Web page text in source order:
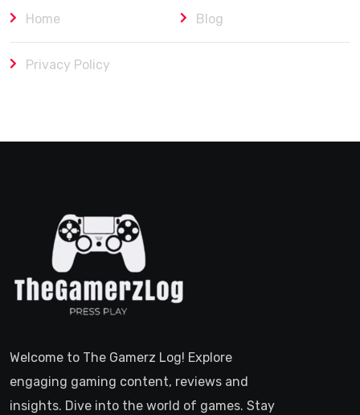
Home Blog
Privacy Policy
Welcome to The Gamerz Log! Explore
engaging gaming content, reviews and
insights. Dive into the world of games. Stay